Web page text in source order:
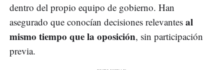
dentro del propio equipo de gobierno. Han
asegurado que conocían decisiones relevantes al
mismo tiempo que la oposición, sin participación
previa.